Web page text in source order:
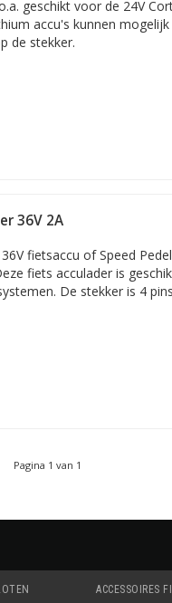
geschikt voor de 24V
accu's kunnen
de stekker.
36V 2A
fietsaccu of Speed
fiets acculader is
De stekker is 4
Pagina 1 van 1
ACCESSOIRES